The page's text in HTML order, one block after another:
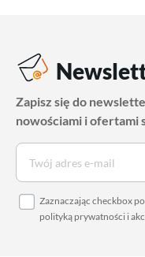
Zapisz się do
nowościami i ofertami
Zaznaczając checkbox
polityką prywatności i